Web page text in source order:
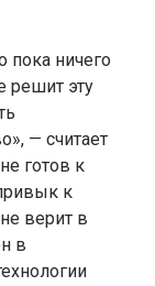
пока ничего
решит эту
— считает
готов к
к
верит в
в